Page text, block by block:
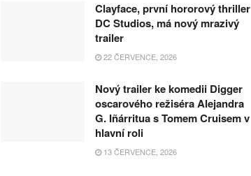
Clayface, první hororový thriller
DC Studios, má nový mrazivý
trailer
22 ČERVENCE, 2026
Nový trailer ke komedii Digger
oscarového režiséra Alejandra
G. Iñárritua s Tomem Cruisem v
hlavní roli
13 ČERVENCE, 2026